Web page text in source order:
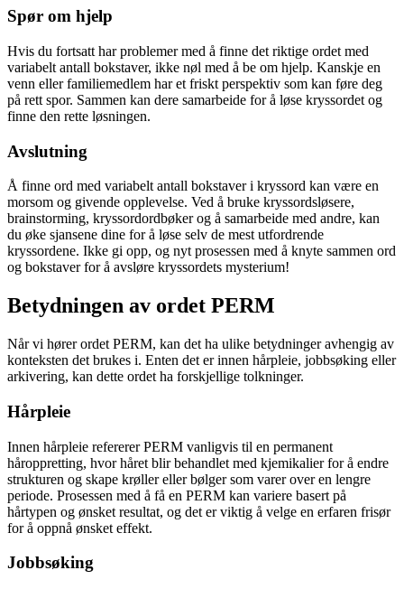
Spør om hjelp
Hvis du fortsatt har problemer med å finne det riktige ordet med
variabelt antall bokstaver, ikke nøl med å be om hjelp. Kanskje en
venn eller familiemedlem har et friskt perspektiv som kan føre deg
på rett spor. Sammen kan dere samarbeide for å løse kryssordet og
finne den rette løsningen.
Avslutning
Å finne ord med variabelt antall bokstaver i kryssord kan være en
morsom og givende opplevelse. Ved å bruke kryssordsløsere,
brainstorming, kryssordordbøker og å samarbeide med andre, kan
du øke sjansene dine for å løse selv de mest utfordrende
kryssordene. Ikke gi opp, og nyt prosessen med å knyte sammen ord
og bokstaver for å avsløre kryssordets mysterium!
Betydningen av ordet PERM
Når vi hører ordet PERM, kan det ha ulike betydninger avhengig av
konteksten det brukes i. Enten det er innen hårpleie, jobbsøking eller
arkivering, kan dette ordet ha forskjellige tolkninger.
Hårpleie
Innen hårpleie refererer PERM vanligvis til en permanent
håroppretting, hvor håret blir behandlet med kjemikalier for å endre
strukturen og skape krøller eller bølger som varer over en lengre
periode. Prosessen med å få en PERM kan variere basert på
hårtypen og ønsket resultat, og det er viktig å velge en erfaren frisør
for å oppnå ønsket effekt.
Jobbsøking